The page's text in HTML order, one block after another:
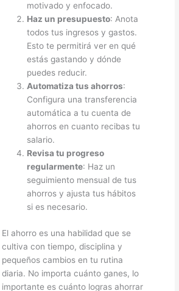
motivado y enfocado.
Haz un presupuesto: Anota
todos tus ingresos y gastos.
Esto te permitirá ver en qué
estás gastando y dónde
puedes reducir.
Automatiza tus ahorros:
Configura una transferencia
automática a tu cuenta de
ahorros en cuanto recibas tu
salario.
Revisa tu progreso
regularmente: Haz un
seguimiento mensual de tus
ahorros y ajusta tus hábitos
si es necesario.
El ahorro es una habilidad que se
cultiva con tiempo, disciplina y
pequeños cambios en tu rutina
diaria. No importa cuánto ganes, lo
importante es cuánto logras ahorrar